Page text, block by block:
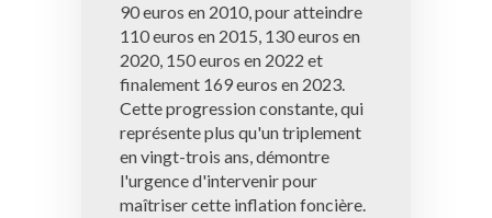
90 euros en 2010, pour atteindre
110 euros en 2015, 130 euros en
2020, 150 euros en 2022 et
finalement 169 euros en 2023.
Cette progression constante, qui
représente plus qu'un triplement
en vingt-trois ans, démontre
l'urgence d'intervenir pour
maîtriser cette inflation foncière.